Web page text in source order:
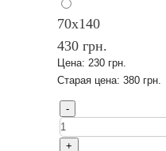
70х140
430 грн.
Цена: 230 грн.
Старая цена: 380 грн.